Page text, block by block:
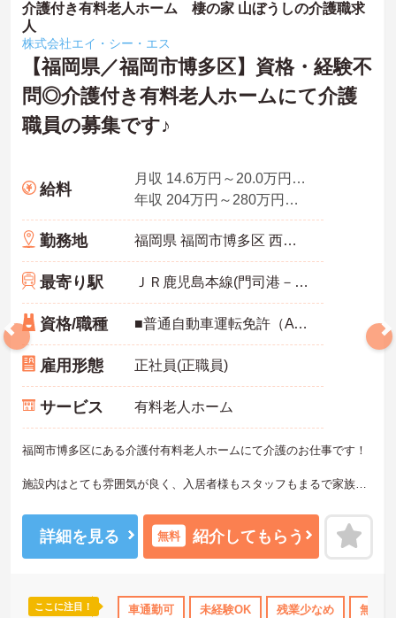
クOK 産休･育休･介護休暇取得実績あり 社会保険完備 交通
介護付き有料老人ホーム 棲の家 山ぼうしの介護職求
人
株式会社エイ・シー・エス
【福岡県／福岡市博多区】資格・経験不
問◎介護付き有料老人ホームにて介護
職員の募集です♪
給料
月収 14.6万円～20.0万円※程度・モデル
年収 204万円～280万円※程度・モデル（賞与込）
勤務地 福岡県 福岡市博多区 西月隈3丁目3-55
最寄り駅 ＪＲ鹿児島本線(門司港－八代)「竹下駅」バス・車10分
資格/職種 ■普通自動車運転免許（AT限定可）あれば尚可 ■資格不問 ■経験不問 ※未経験歓迎
雇用形態 正社員(正職員)
サービス 有料老人ホーム
福岡市博多区にある介護付有料老人ホームにて介護のお仕事です！
施設内はとても雰囲気が良く、入居者様もスタッフもまるで家族の
ブランクのある方、未経験の方もご安心ください。先輩スタッフは
笑顔が明るく、優しい方ばかり！
すのでお気軽にご相談ください。
詳細を見る 無料 紹介してもらう
ここに注目！ 車通勤可 未経験OK 残業少なめ 無資